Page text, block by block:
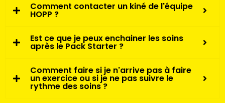
Comment contacter un kiné de l'équipe
HOPP ?
Est ce que je peux enchainer les soins
après le Pack Starter ?
Comment faire si je n'arrive pas à faire
un exercice ou si je ne pas suivre le
rythme des soins ?